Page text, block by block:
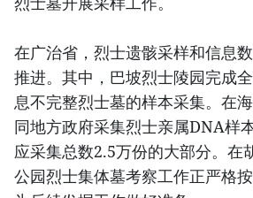
在广治省，烈士遗骸采样和信息
推进。其中，巴坡烈士陵园完成
息不完整烈士墓的样本采集。在
同地方政府采集烈士亲属DNA样
应采集总数2.5万份的大部分。在
公园烈士集体墓考察工作正严格